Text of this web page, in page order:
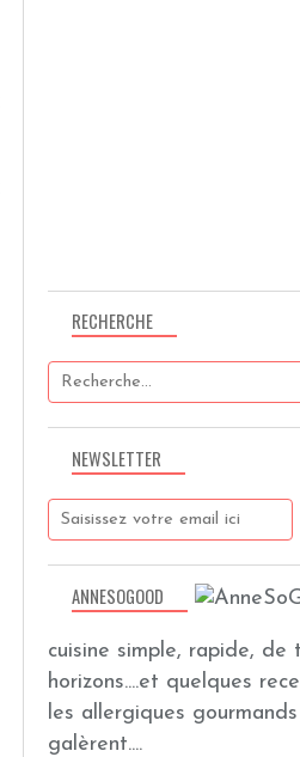
NEWSLETTER
RECHERCHE
ANNESOGOOD
cuisine simple, rapide, de
horizons....et quelques
les allergiques
galèrent....